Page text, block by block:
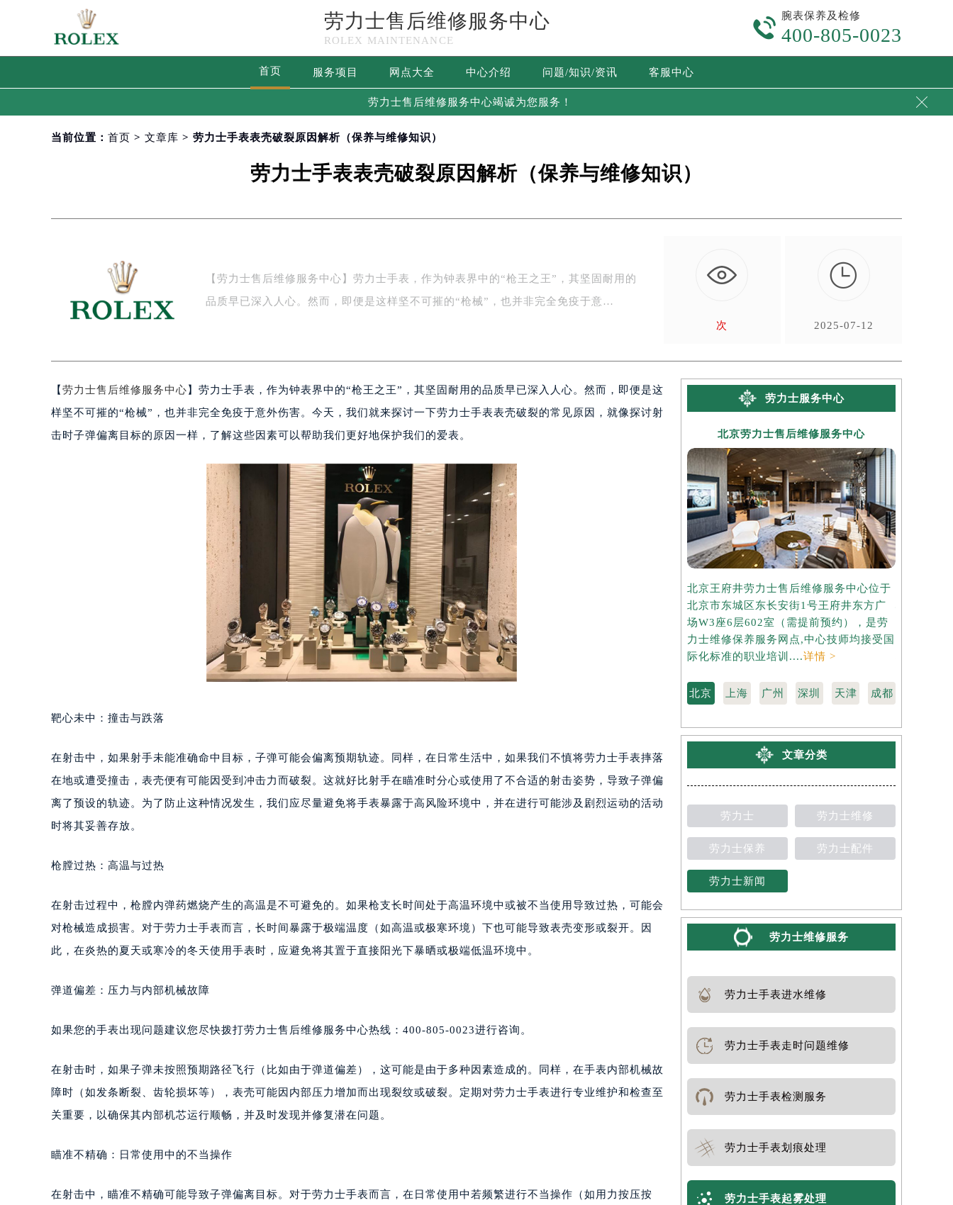
劳力士售后维修服务中心
ROLEX MAINTENANCE

腕表保养及检修
400-805-0023
首页 服务项目 网点大全 中心介绍 问题/知识/资讯 客服中心
劳力士售后维修服务中心竭诚为您服务！ 
当前位置： 首页 > 文章库 > 劳力士手表表壳破裂原因解析（保养与维修知识）
劳力士手表表壳破裂原因解析（保养与维修知识）
【劳力士售后维修服务中心】劳力士手表，作为钟表界中的“枪王之王”，其坚固耐用的
品质早已深入人心。然而，即便是这样坚不可摧的“枪械”，也并非完全免疫于意…
次

2025-07-12
【 劳力士售后维修服务中心 】劳力士手表，作为钟表界中的“枪王之王”，其坚固耐用的品质早已深入人心。然而，即便是这
样坚不可摧的“枪械”，也并非完全免疫于意外伤害。今天，我们就来探讨一下劳力士手表表壳破裂的常见原因，就像探讨射
击时子弹偏离目标的原因一样，了解这些因素可以帮助我们更好地保护我们的爱表。
靶心未中：撞击与跌落
在射击中，如果射手未能准确命中目标，子弹可能会偏离预期轨迹。同样，在日常生活中，如果我们不慎将劳力士手表摔落
在地或遭受撞击，表壳便有可能因受到冲击力而破裂。这就好比射手在瞄准时分心或使用了不合适的射击姿势，导致子弹偏
离了预设的轨迹。为了防止这种情况发生，我们应尽量避免将手表暴露于高风险环境中，并在进行可能涉及剧烈运动的活动
时将其妥善存放。
枪膛过热：高温与过热
在射击过程中，枪膛内弹药燃烧产生的高温是不可避免的。如果枪支长时间处于高温环境中或被不当使用导致过热，可能会
对枪械造成损害。对于劳力士手表而言，长时间暴露于极端温度（如高温或极寒环境）下也可能导致表壳变形或裂开。因
此，在炎热的夏天或寒冷的冬天使用手表时，应避免将其置于直接阳光下暴晒或极端低温环境中。
弹道偏差：压力与内部机械故障
如果您的手表出现问题建议您尽快拨打劳力士售后维修服务中心热线：400-805-0023进行咨询。
在射击时，如果子弹未按照预期路径飞行（比如由于弹道偏差），这可能是由于多种因素造成的。同样，在手表内部机械故
障时（如发条断裂、齿轮损坏等），表壳可能因内部压力增加而出现裂纹或破裂。定期对劳力士手表进行专业维护和检查至
关重要，以确保其内部机芯运行顺畅，并及时发现并修复潜在问题。
瞄准不精确：日常使用中的不当操作
在射击中，瞄准不精确可能导致子弹偏离目标。对于劳力士手表而言，在日常使用中若频繁进行不当操作（如用力按压按
劳力士服务中心
北京劳力士售后维修服务中心
北京王府井劳力士售后维修服务中心位于
北京市东城区东长安街1号王府井东方广
场W3座6层602室（需提前预约），是劳
力士维修保养服务网点,中心技师均接受国
际化标准的职业培训....详情 >
北京 上海 广州 深圳 天津 成都
文章分类
劳力士 劳力士维修
劳力士保养 劳力士配件
劳力士新闻
劳力士维修服务
劳力士手表进水维修
劳力士手表走时问题维修
劳力士手表检测服务
劳力士手表划痕处理
劳力士手表起雾处理